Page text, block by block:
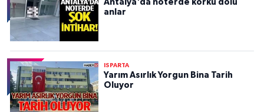
Antalya'da noterde korku dolu
anlar
ISPARTA
Yarım Asırlık Yorgun Bina Tarih
Oluyor